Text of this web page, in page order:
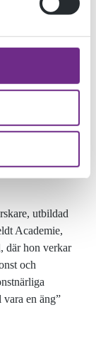
med
som också
utbildad
Academie,
där hon verkar
och
en äng”